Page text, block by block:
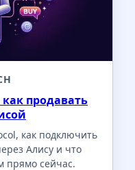
продавать
как подключить
Алису и что
прямо сейчас.